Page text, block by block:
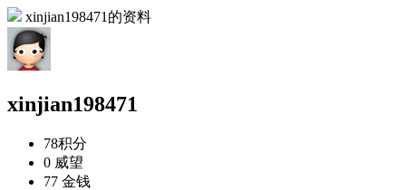
xinjian198471的资料
xinjian198471
78积分
0 威望
77 金钱